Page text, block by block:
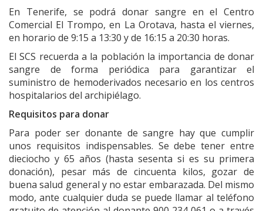
En Tenerife, se podrá donar sangre en el Centro
Comercial El Trompo, en La Orotava, hasta el viernes,
en horario de 9:15 a 13:30 y de 16:15 a 20:30 horas.
El SCS recuerda a la población la importancia de donar
sangre de forma periódica para garantizar el
suministro de hemoderivados necesario en los centros
hospitalarios del archipiélago.
Requisitos para donar
Para poder ser donante de sangre hay que cumplir
unos requisitos indispensables. Se debe tener entre
dieciocho y 65 años (hasta sesenta si es su primera
donación), pesar más de cincuenta kilos, gozar de
buena salud general y no estar embarazada. Del mismo
modo, ante cualquier duda se puede llamar al teléfono